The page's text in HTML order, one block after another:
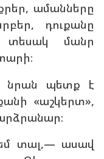
ամանները
դուքանը
մանր
նրան պետք է
«աշկերտ»,
տալ,— ասավ